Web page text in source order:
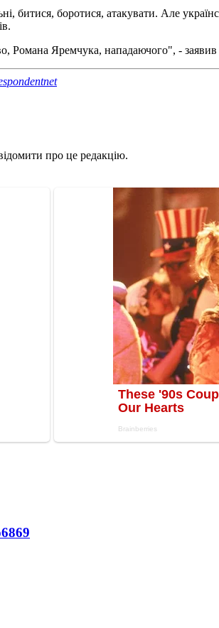
битися, боротися, атакувати. Але
Романа Яремчука, нападаючого", - заявив
про це редакцію.
6869